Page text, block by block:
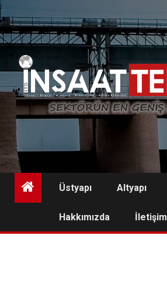
Skip
to
content
Üstyapı Altyapı
Hakkımızda İletişim